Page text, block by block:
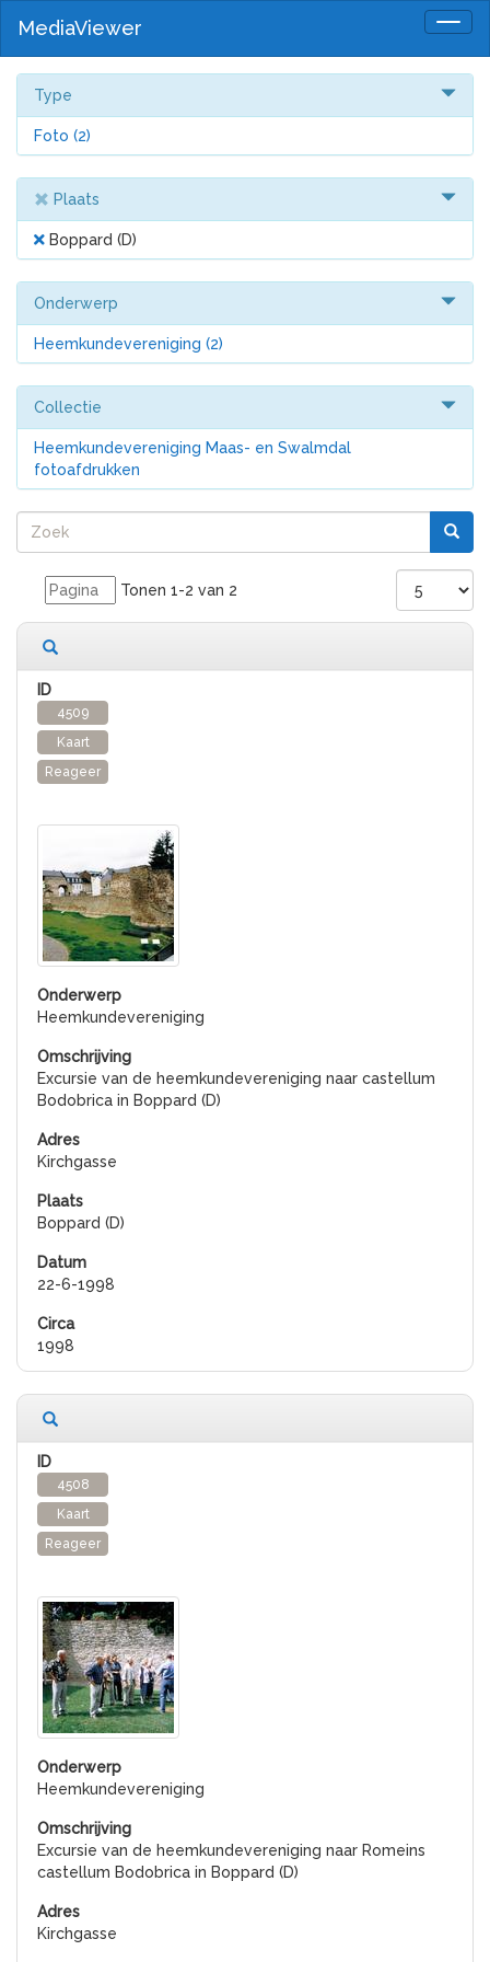
MediaViewer
Type
Foto (2)
Plaats
Boppard (D)
Onderwerp
Heemkundevereniging (2)
Collectie
Heemkundevereniging Maas- en Swalmdal
fotoafdrukken
Tonen 1-2 van 2
4509
Kaart
Reageer
Heemkundevereniging
Excursie van de heemkundevereniging naar castellum
Bodobrica in Boppard (D)
Kirchgasse
Boppard (D)
22-6-1998
1998
4508
Kaart
Reageer
Heemkundevereniging
Excursie van de heemkundevereniging naar Romeins
castellum Bodobrica in Boppard (D)
Kirchgasse